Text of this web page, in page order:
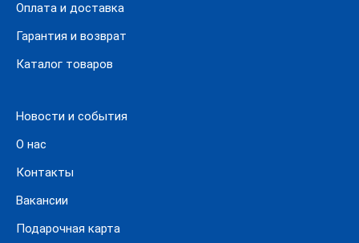
Оплата и доставка
Гарантия и возврат
Каталог товаров
Новости и события
О нас
Контакты
Вакансии
Подарочная карта